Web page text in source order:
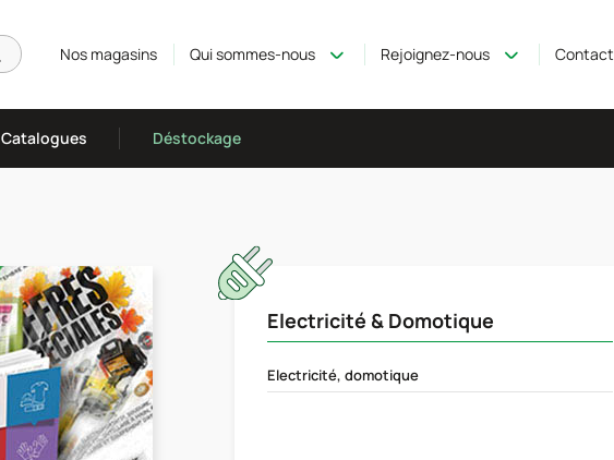
Nos magasins Qui sommes-nous Rejoignez-nous Contact
Catalogues Déstockage
Electricité & Domotique
Electricité, domotique